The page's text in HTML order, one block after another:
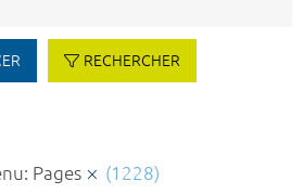
RECHERCHER
Pages (1228)